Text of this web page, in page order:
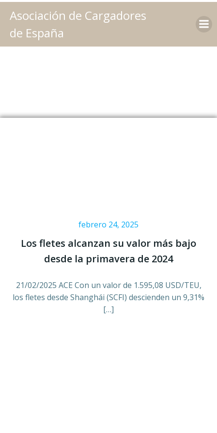
Saltar
al
Asociación de Cargadores
de España
febrero 24, 2025
Los fletes alcanzan su valor más bajo
desde la primavera de 2024
21/02/2025 ACE Con un valor de 1.595,08 USD/TEU,
los fletes desde Shanghái (SCFI) descienden un 9,31%
[…]